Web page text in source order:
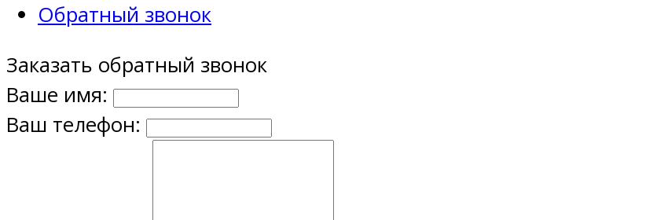
Обратный звонок
Заказать обратный звонок
Ваше имя:
Ваш телефон: